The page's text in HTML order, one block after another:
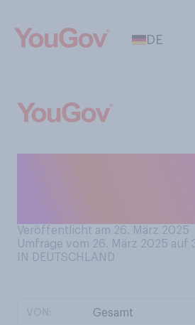
DE
Veröffentlicht am 26. März 2025
Umfrage vom 26. März 2025 auf
IN DEUTSCHLAND